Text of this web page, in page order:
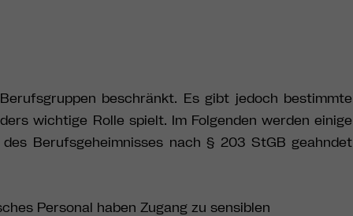
beschränkt. Es gibt jedoch bestimmte
wichtige Rolle spielt. Im Folgenden werden einige
Berufsgeheimnisses nach § 203 StGB geahndet
Personal haben Zugang zu sensiblen